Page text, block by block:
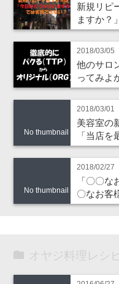
新規リピ
ますか？
2018/03/05
他のサロ
ってみよ
No thumbnail
2018/03/01
美容室の
「当店を
No thumbnail
2018/02/27
「〇〇
〇なお客
オヤジ料理レシピ